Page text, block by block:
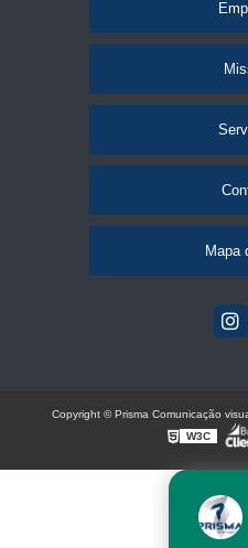
Mapa
Copyright © Prisma Comunicação
W3C